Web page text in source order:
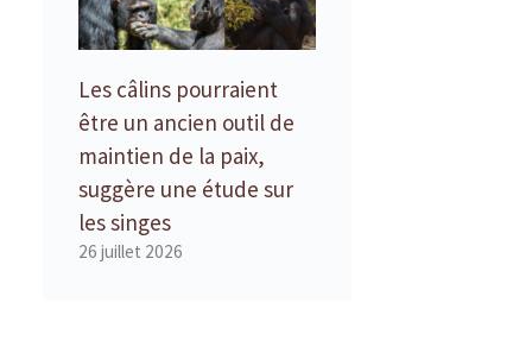
Les câlins pourraient
être un ancien outil de
maintien de la paix,
suggère une étude sur
les singes
26 juillet 2026